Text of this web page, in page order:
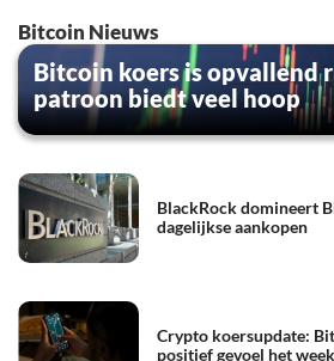
Bitcoin Nieuws
Bitcoin koers is opvallend
patroon biedt veel hoop
BlackRock domineert
dagelijkse aankopen
Crypto koersupdate:
positief gevoel het